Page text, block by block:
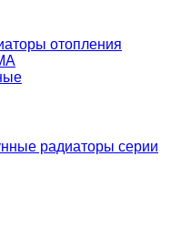
отопления
радиаторы серии